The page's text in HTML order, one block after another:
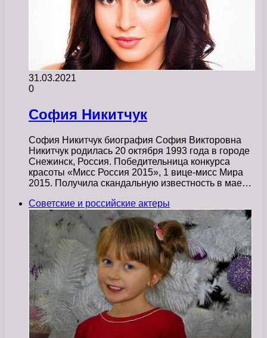
31.03.2021
0
София Никитчук
София Никитчук биография София Викторовна
Никитчук родилась 20 октября 1993 года в городе
Снежинск, Россия. Победительница конкурса
красоты «Мисс Россия 2015», 1 вице-мисс Мира
2015. Получила скандальную известность в мае…
Советские и российские актеры